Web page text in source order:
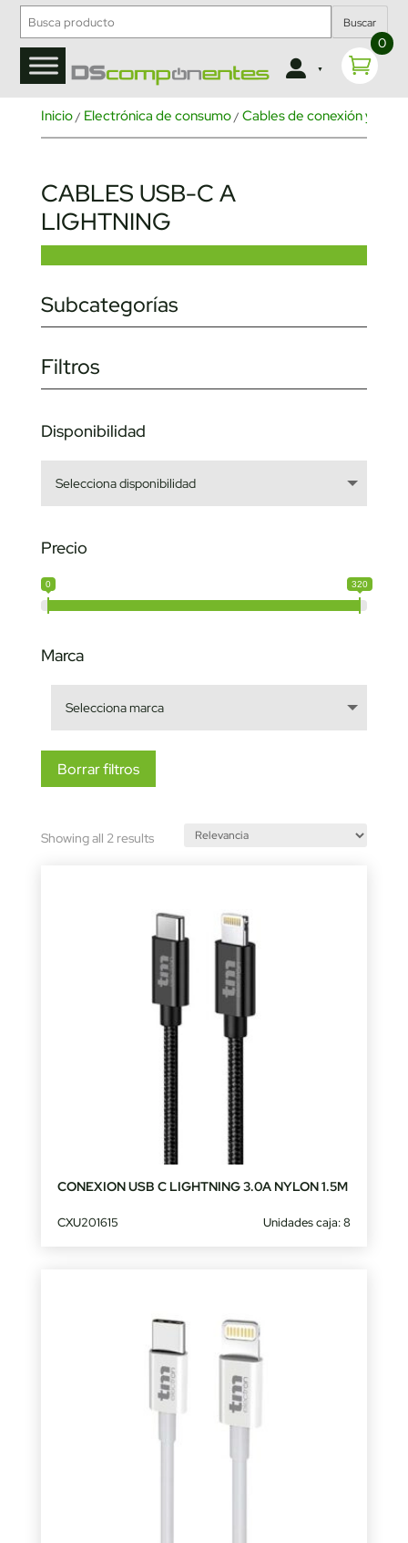
Buscar
0
Inicio/ Electrónica de consumo/ Cables de conexión y
CABLES USB-C A
LIGHTNING
Subcategorías
Filtros
Disponibilidad
Precio
0 320
Marca
Borrar filtros
Showing all 2 resultsSorted
CONEXION USB C LIGHTNING 3.0A NYLON 1.5M
CXU201615 Unidades caja: 8